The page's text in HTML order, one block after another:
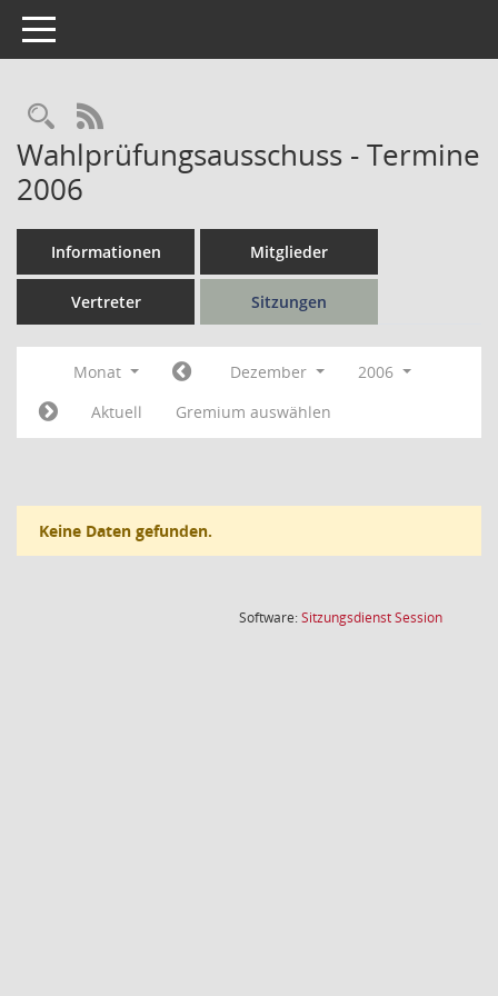
Toggle navigation
Rechercheauswahl
RSS-Feed
Wahlprüfungsausschuss - Termine
2006
Informationen Mitglieder
Vertreter Sitzungen
Monat Dezember
2006
Aktuell
Gremium auswählen
Keine Daten gefunden.
Software:SitzungsdienstSession(Wird in